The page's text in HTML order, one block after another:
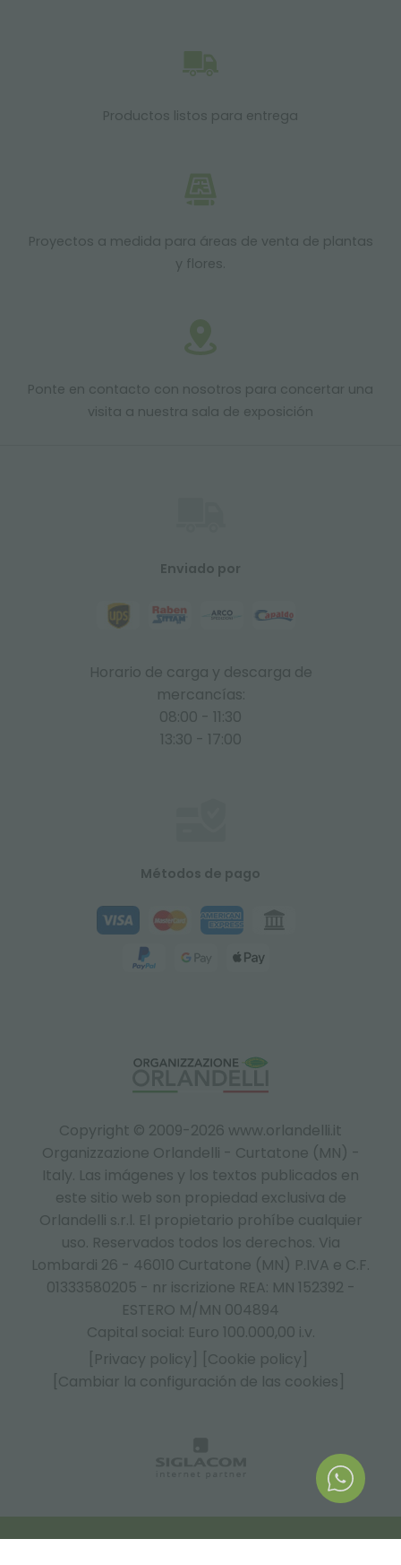
Productos listos para entrega
Proyectos a medida para áreas de venta de plantas
y flores.
Ponte en contacto con nosotros para concertar una
visita a nuestra sala de exposición
Copyright © 2009-2026 www.orlandelli.it
Organizzazione Orlandelli - Curtatone (MN) -
Italy. Las imágenes y los textos publicados en
este sitio web son propiedad exclusiva de
Orlandelli s.r.l. El propietario prohíbe cualquier
uso. Reservados todos los derechos. Via
Lombardi 26 - 46010 Curtatone (MN) P.IVA e C.F.
01333580205 - nr iscrizione REA: MN 152392 -
ESTERO M/MN 004894
Capital social: Euro 100.000,00 i.v.
[Privacy policy]
[Cookie policy]
[Cambiar la configuración de las cookies]
Enviado por
Horario de carga y descarga de
mercancías:
08:00 - 11:30
13:30 - 17:00
Métodos de pago